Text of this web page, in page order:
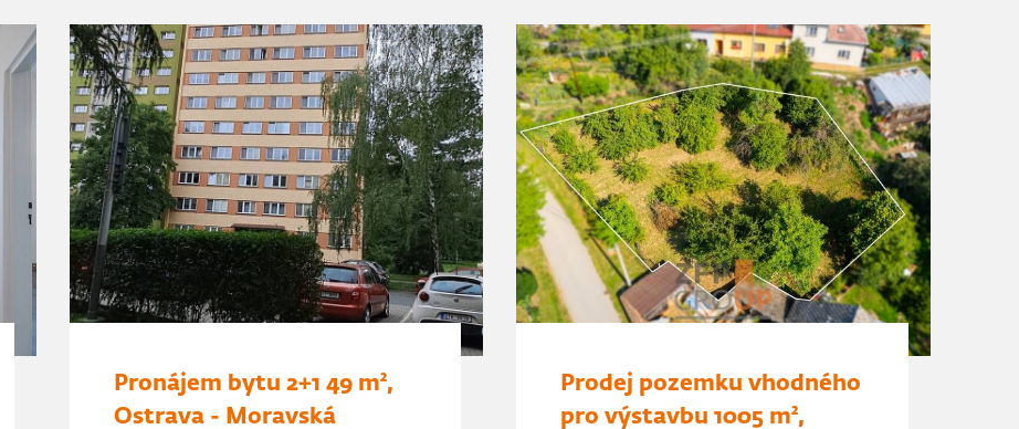
Pronájem bytu 2+1 49 m²,
Ostrava - Moravská
Prodej pozemku vhodného
pro výstavbu 1005 m²,